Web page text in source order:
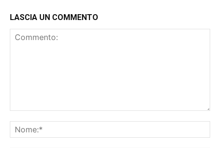
LASCIA UN COMMENTO